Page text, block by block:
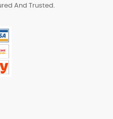
And Trusted.